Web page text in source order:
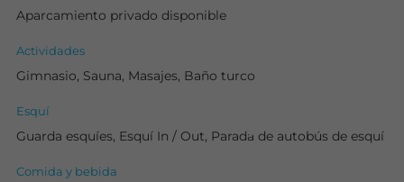
Aparcamiento privado disponible
Actividades
Gimnasio, Sauna, Masajes, Baño turco
Esquí
Guarda esquíes, Esquí In / Out, Parada de autobús de esquí
Comida y bebida